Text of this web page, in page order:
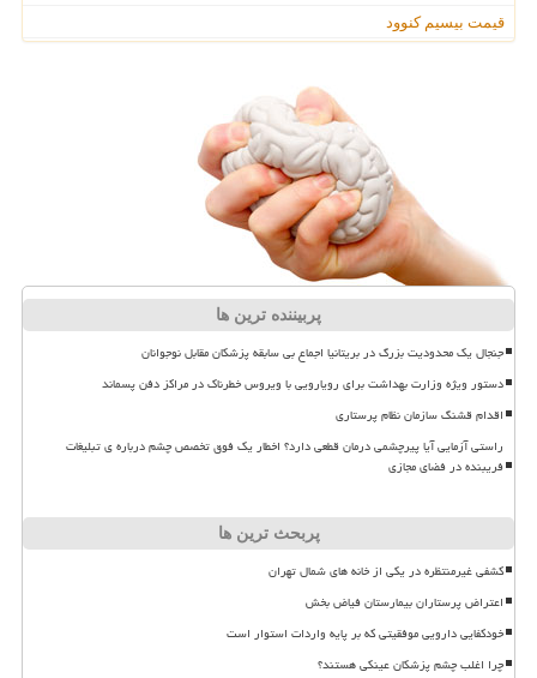
قیمت بیسیم کنوود
پربیننده ترین ها
جنجال یک محدودیت بزرگ در بریتانیا اجماع بی سابقه پزشکان مقابل نوجوانان
دستور ویژه وزارت بهداشت برای رویارویی با ویروس خطرناک در مراکز دفن پسماند
اقدام قشنگ سازمان نظام پرستاری
راستی آزمایی آیا پیرچشمی درمان قطعی دارد؟ اخطار یک فوق تخصص چشم درباره ی تبلیغات
فریبنده در فضای مجازی
پربحث ترین ها
کشفی غیرمنتظره در یکی از خانه های شمال تهران
اعتراض پرستاران بیمارستان فیاض بخش
خودکفایی دارویی موفقیتی که بر پایه واردات استوار است
چرا اغلب چشم پزشکان عینکی هستند؟